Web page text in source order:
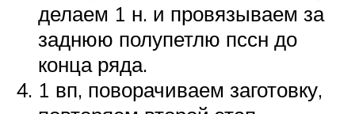
делаем 1 н. и провязываем за
заднюю полупетлю пссн до
конца ряда.
1 вп, поворачиваем заготовку,